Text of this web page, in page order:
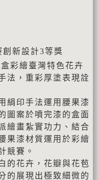
新設計3等獎
彩繪臺灣特色花卉
法，重彩厚塗表現詮
絹印手法運用腰果漆
圖案於噴完漆的盒面
繪畫紮實功力、結合
果漆材質運用於彩繪
競賽。
的花卉，花瓣與花苞
的展現出極致細微的